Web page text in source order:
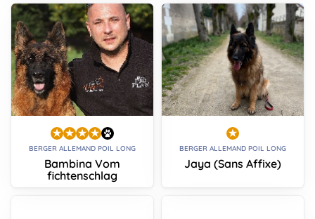
BERGER ALLEMAND POIL LONG
Bambina Vom
fichtenschlag
BERGER ALLEMAND POIL LONG
Jaya (Sans Affixe)